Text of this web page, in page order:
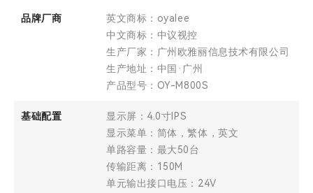
品牌厂商
英文商标：oyalee
中文商标：中议视控
生产厂家：广州欧雅丽信息技术有限公司
生产地址：中国·广州
产品型号：OY-M800S
基础配置
显示屏：4.0寸IPS
显示菜单：简体，繁体，英文
单路容量：最大50台
传输距离：150M
单元输出接口电压：24V